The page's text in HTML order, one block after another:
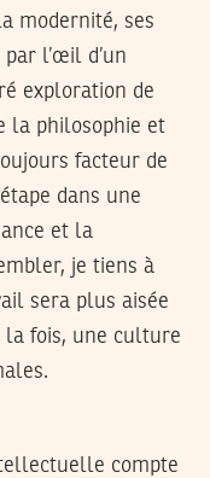
modernité, ses
l’œil d’un
exploration de
la philosophie et
facteur de
dans une
et la
je tiens à
sera plus aisée
la fois, une culture
compte